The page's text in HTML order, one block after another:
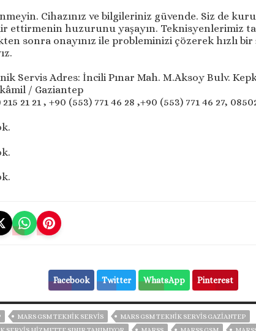
Cihazınız ve bilgileriniz güvende. Siz de
ettirmenin huzurunu yaşayın. Teknisyenlerimiz
sonra onayınız ile probleminizi çözerek hızlı
Servis Adres: İncili Pınar Mah. M.Aksoy Bulv.
/ Gaziantep
21 21 , +90 (553) 771 46 28 ,+90 (553) 771 46 27,
Facebook Twitter WhatsApp Pinterest
MARS GSM TEKNIK SERVIS
MARS GSM TEKNIK SERVIS GAZİANTEP